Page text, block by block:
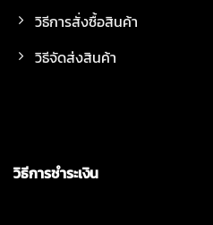
วิธีการสั่งซื้อสินค้า
วิธีจัดส่งสินค้า
วิธีการชำระเงิน